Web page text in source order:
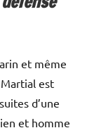
et même
Martial est
d’une
et homme